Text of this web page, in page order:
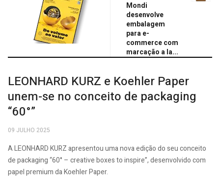
Mondi
desenvolve
embalagem
para e-
commerce com
marcação a la...
LEONHARD KURZ e Koehler Paper
unem-se no conceito de packaging
“60°”
09 JULHO 2025
A LEONHARD KURZ apresentou uma nova edição do seu conceito
de packaging “60° – creative boxes to inspire”, desenvolvido com
papel premium da Koehler Paper.